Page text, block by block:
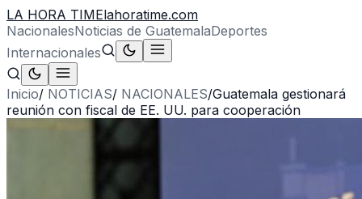
LA HORA TIMElahoratime.com
NacionalesNoticias de GuatemalaDeportes
Internacionales
Inicio/ NOTICIAS/ NACIONALES/Guatemala gestionará
reunión con fiscal de EE. UU. para cooperación